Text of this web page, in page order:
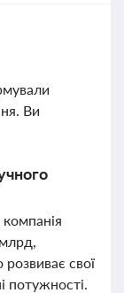
Ви
свої
потужності.